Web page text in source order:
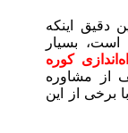
دقیق اینکه
بسیار
کوره
از مشاوره
برخی از این